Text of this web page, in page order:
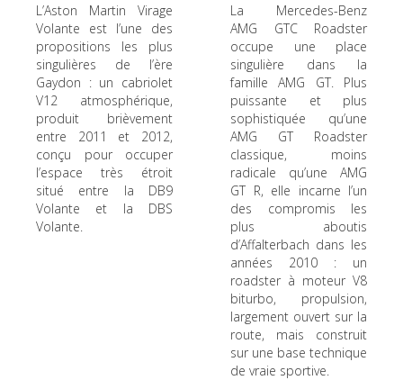
L’Aston Martin Virage
Volante est l’une des
propositions les plus
singulières de l’ère
Gaydon : un cabriolet
V12 atmosphérique,
produit brièvement
entre 2011 et 2012,
conçu pour occuper
l’espace très étroit
situé entre la DB9
Volante et la DBS
Volante.
La Mercedes-Benz
AMG GTC Roadster
occupe une place
singulière dans la
famille AMG GT. Plus
puissante et plus
sophistiquée qu’une
AMG GT Roadster
classique, moins
radicale qu’une AMG
GT R, elle incarne l’un
des compromis les
plus aboutis
d’Affalterbach dans les
années 2010 : un
roadster à moteur V8
biturbo, propulsion,
largement ouvert sur la
route, mais construit
sur une base technique
de vraie sportive.